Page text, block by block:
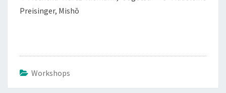
Preisinger, Mishō
Workshops